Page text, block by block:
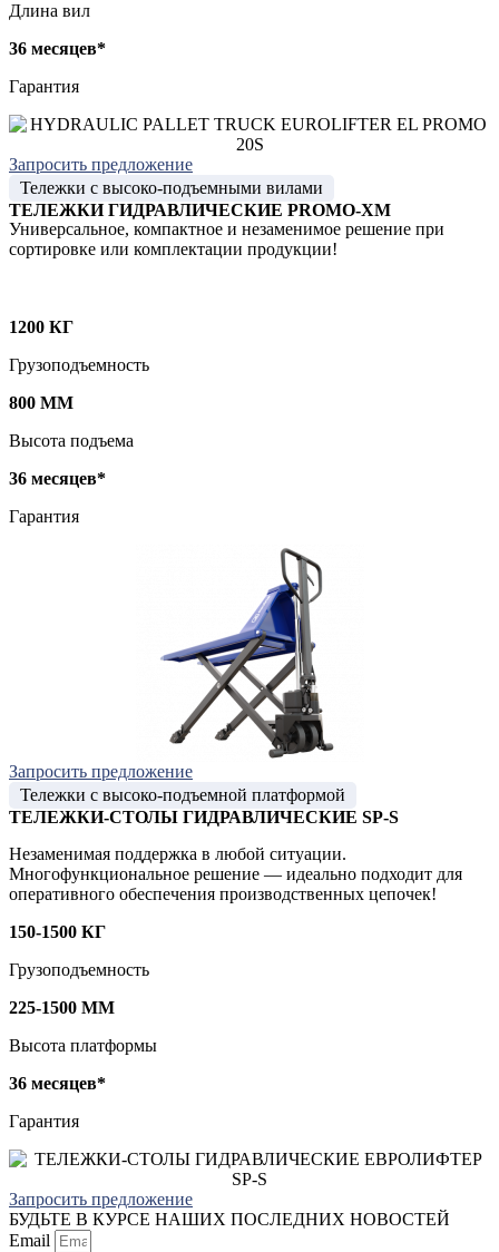
Длина вил
36 месяцев*
Гарантия
Запросить предложение
Тележки с высоко-подъемными вилами
ТЕЛЕЖКИ ГИДРАВЛИЧЕСКИЕ PROMO-XM
Универсальное, компактное и незаменимое решение при
сортировке или комплектации продукции!
1200 КГ
Грузоподъемность
800 ММ
Высота подъема
36 месяцев*
Гарантия
Запросить предложение
Тележки с высоко-подъемной платформой
ТЕЛЕЖКИ-СТОЛЫ ГИДРАВЛИЧЕСКИЕ SP-S
Незаменимая поддержка в любой ситуации.
Многофункциональное решение — идеально подходит для
оперативного обеспечения производственных цепочек!
150-1500 КГ
Грузоподъемность
225-1500 ММ
Высота платформы
36 месяцев*
Гарантия
Запросить предложение
БУДЬТЕ В КУРСЕ НАШИХ ПОСЛЕДНИХ НОВОСТЕЙ
Email